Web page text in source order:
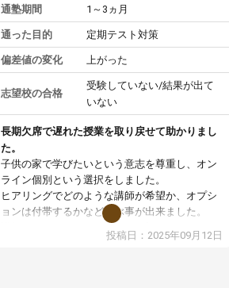
通塾期間 1～3ヵ月
通った目的 定期テスト対策
偏差値の変化 上がった
志望校の合格
受験していない/結果が出て
いない
長期欠席で遅れた授業を取り戻せて助かりまし
た。
子供の家で学びたいという意志を尊重し、オン
ライン個別という選択をしました。
ヒアリングでどのような講師が希望か、オプシ
ョンは付帯するかなど選ぶ事が出来ました。
講師とのマッチング後講師との初回ミーティン
グを行い、その講師で良いか他の講師を希望す
投稿日：2025年09月12日